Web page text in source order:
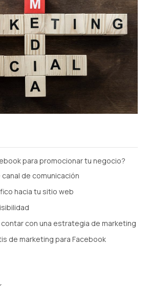
para promocionar tu negocio?
de comunicación
hacia tu sitio web
con una estrategia de marketing
de marketing para Facebook